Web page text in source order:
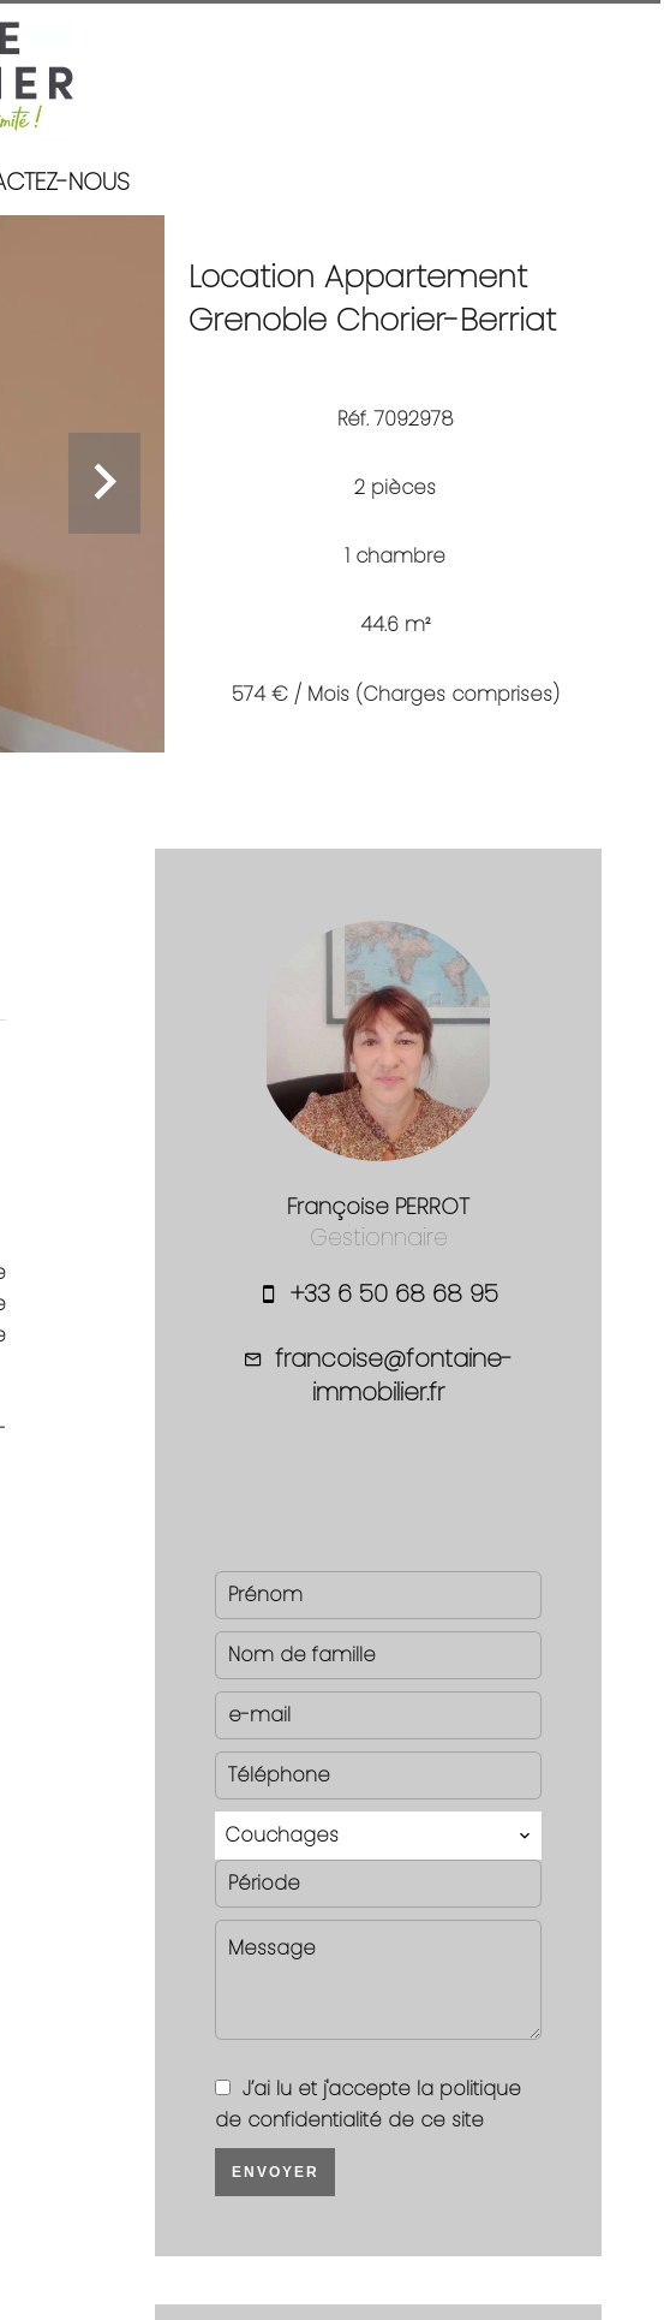
NOUS
Location Appartement
Grenoble Chorier-Berriat
Réf. 7092978
2 pièces
1 chambre
44.6 m²
574 € / Mois (Charges comprises)
Françoise PERROT
Gestionnaire
+33 6 50 68 68 95
francoise@fontaine-
immobilier.fr
Couchages
J’ai lu et j'accepte la politique
de confidentialité de ce site
ENVOYER